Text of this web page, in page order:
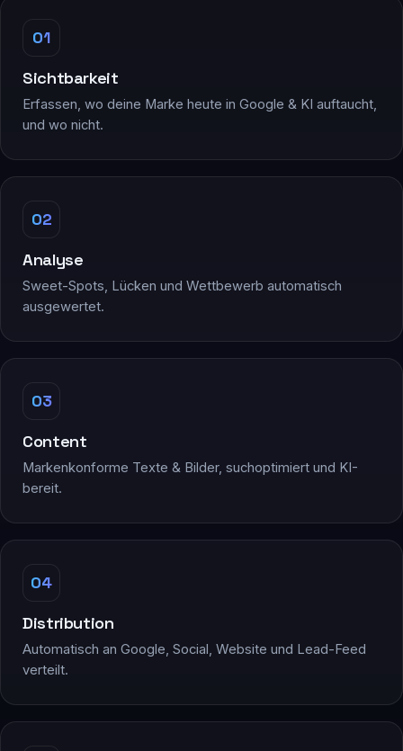
01
Sichtbarkeit
Erfassen, wo deine Marke heute in Google & KI auftaucht,
und wo nicht.
02
Analyse
Sweet-Spots, Lücken und Wettbewerb automatisch
ausgewertet.
03
Content
Markenkonforme Texte & Bilder, suchoptimiert und KI-
bereit.
04
Distribution
Automatisch an Google, Social, Website und Lead-Feed
verteilt.